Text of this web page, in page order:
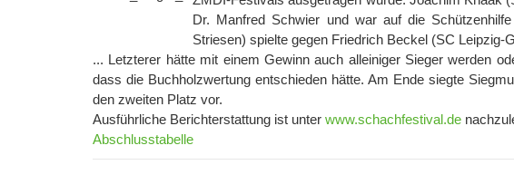
Dr. Manfred Schwier und war auf die
Striesen) spielte gegen Friedrich Beckel (SC Leipzig-
... Letzterer hätte mit einem Gewinn auch alleiniger Sieger werden
dass die Buchholzwertung entschieden hätte. Am Ende siegte
den zweiten Platz vor.
Ausführliche Berichterstattung ist unter www.schachfestival.de
Abschlusstabelle